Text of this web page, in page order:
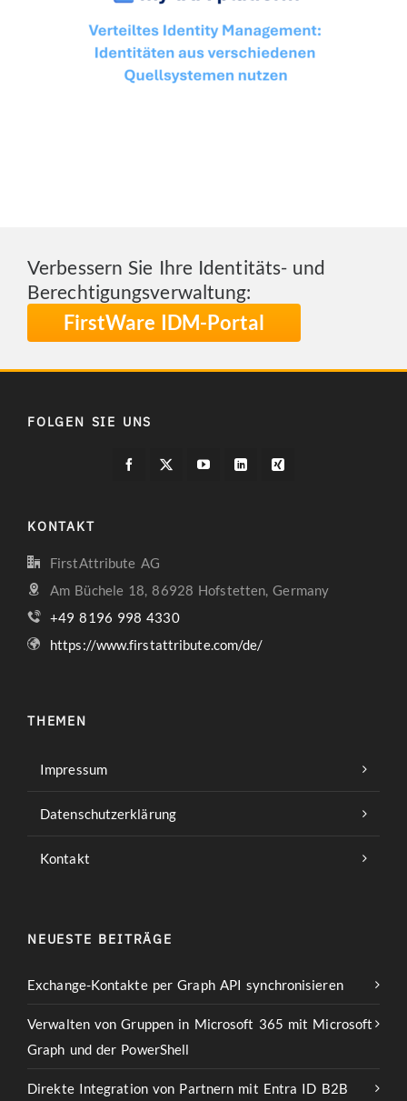
Verbessern Sie Ihre Identitäts- und
Berechtigungsverwaltung:
FirstWare IDM-Portal
FOLGEN SIE UNS
KONTAKT
FirstAttribute AG
Am Büchele 18, 86928 Hofstetten, Germany
+49 8196 998 4330
https://www.firstattribute.com/de/
THEMEN
Impressum
Datenschutzerklärung
Kontakt
NEUESTE BEITRÄGE
Exchange-Kontakte per Graph API synchronisieren
Verwalten von Gruppen in Microsoft 365 mit Microsoft
Graph und der PowerShell
Direkte Integration von Partnern mit Entra ID B2B